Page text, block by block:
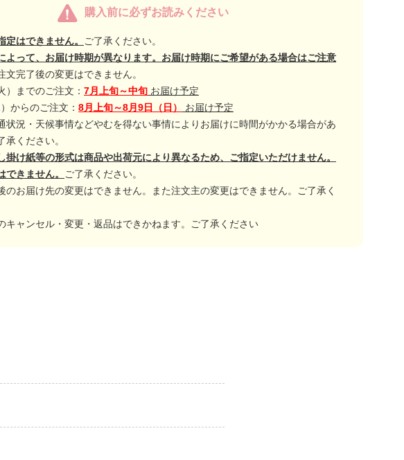
購入前に必ずお読みください
定はできません。
ご了承ください。
よって、お届け時期が異なります。お届け時期にご希望がある場合はご注意
文完了後の変更はできません。
までのご注文： 7月上旬～中旬 お届け予定
からのご注文： 8月上旬～8月9日（日）
お届け予定
状況・天候事情などやむを得ない事情によりお届けに時間がかかる場合があ
承ください。
掛け紙等の形式は商品や出荷元により異なるため、ご指定いただけません。
できません。
ご了承ください。
のお届け先の変更はできません。また注文主の変更はできません。ご了承く
キャンセル・変更・返品はできかねます。ご了承ください